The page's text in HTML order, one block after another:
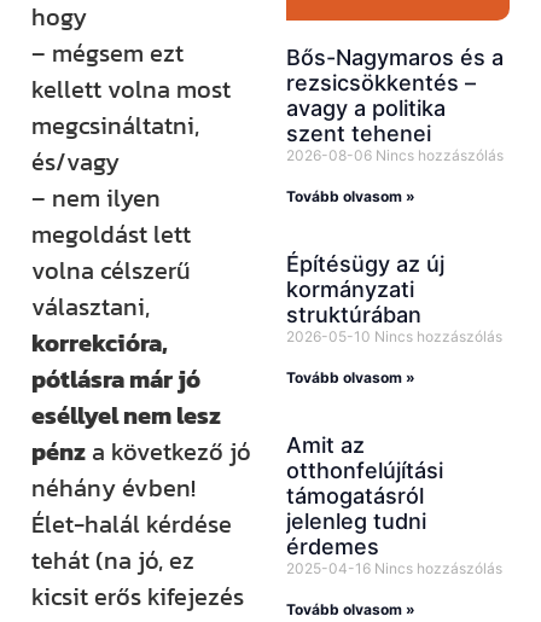
hogy
– mégsem ezt
kellett volna most
megcsináltatni,
és/vagy
– nem ilyen
megoldást lett
volna célszerű
választani,
korrekcióra,
pótlásra már jó
eséllyel nem lesz
pénz a következő jó
néhány évben!
Élet-halál kérdése
tehát (na jó, ez
kicsit erős kifejezés
Bős-Nagymaros és a
rezsicsökkentés –
avagy a politika
szent tehenei
2026-08-06 Nincs hozzászólás
Tovább olvasom »
Építésügy az új
kormányzati
struktúrában
2026-05-10 Nincs hozzászólás
Tovább olvasom »
Amit az
otthonfelújítási
támogatásról
jelenleg tudni
érdemes
2025-04-16 Nincs hozzászólás
Tovább olvasom »